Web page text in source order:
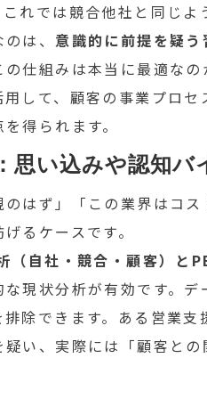
れでは競合他社と同じよ
のは、意識的に前提を疑う
仕組みは本当に最適なの
用して、顧客の事業プロ
得られます。
思い込みや認知バ
のはず」「この業界はコ
るケースです。
（自社・競合・顧客）と
現状分析が有効です。
除できます。ある営業
い、実際には「顧客と